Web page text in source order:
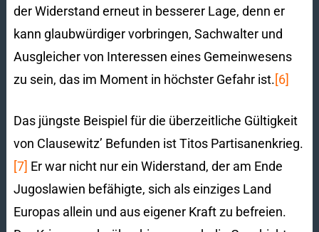
der Widerstand erneut in besserer Lage, denn er
kann glaubwürdiger vorbringen, Sachwalter und
Ausgleicher von Interessen eines Gemeinwesens
zu sein, das im Moment in höchster Gefahr ist.[6]
Das jüngste Beispiel für die überzeitliche Gültigkeit
von Clausewitz’ Befunden ist Titos Partisanenkrieg.
[7] Er war nicht nur ein Widerstand, der am Ende
Jugoslawien befähigte, sich als einziges Land
Europas allein und aus eigener Kraft zu befreien.